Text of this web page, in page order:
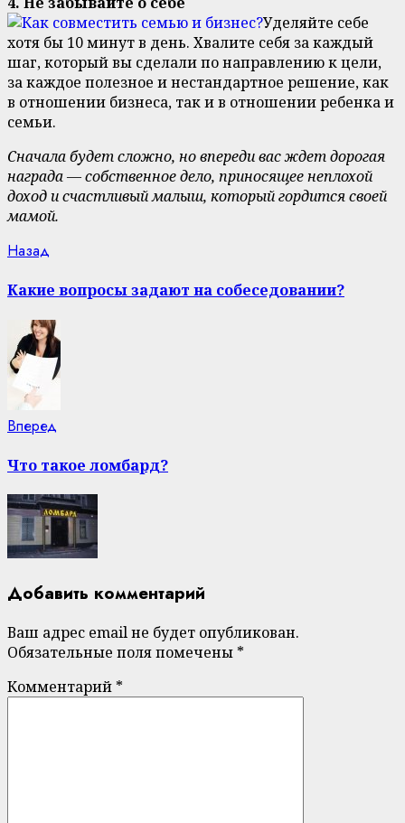
Уделяйте себе
хотя бы 10 минут в день. Хвалите себя за каждый
шаг, который вы сделали по направлению к цели,
за каждое полезное и нестандартное решение, как
в отношении бизнеса, так и в отношении ребенка и
семьи.
Сначала будет сложно, но впереди вас ждет дорогая
награда — собственное дело, приносящее неплохой
доход и счастливый малыш, который гордится своей
мамой.
Continue
Reading
Назад
Какие вопросы задают на собеседовании?
Вперед
Что такое ломбард?
Добавить комментарий
Ваш адрес email не будет опубликован.
Обязательные поля помечены *
Комментарий *